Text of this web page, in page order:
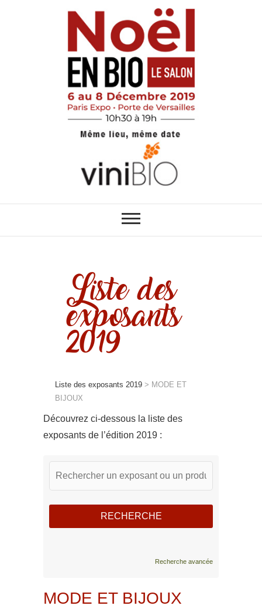
Liste des
exposants
2019
Liste des exposants 2019 > MODE ET
BIJOUX
Découvrez ci-dessous la liste des
exposants de l’édition 2019 :
Recherche avancée
MODE ET BIJOUX